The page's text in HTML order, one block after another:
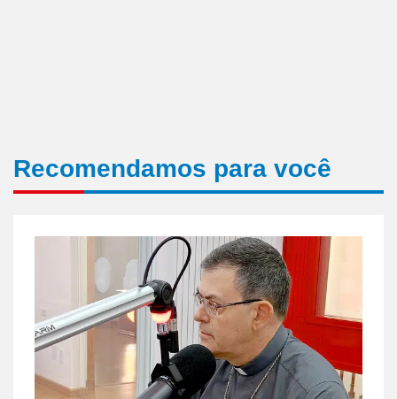
Recomendamos para você